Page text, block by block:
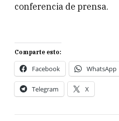
conferencia de prensa.
Comparte esto:
Facebook WhatsApp
Telegram X